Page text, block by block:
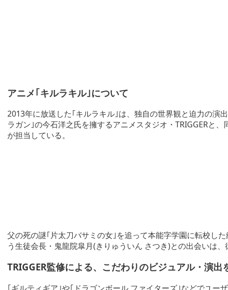
アニメ｢キルラキル｣について
2013年に放送した｢キルラキル｣は、独自の世界観と迫力の演
ラガン｣の今石洋之氏を擁するアニメスタジオ・TRIGGERと
が担当している。
父の死の謎｢片太刀バサミの女｣を追って本能字学園に転校し
う生徒会長・鬼龍院皐月(きりゅういん さつき)との出会いは
TRIGGER監修による、こだわりのビジュアル・演出